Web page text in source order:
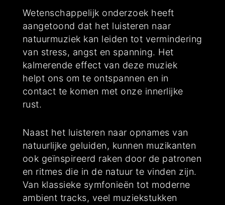
Wetenschappelijk onderzoek heeft
aangetoond dat het luisteren naar
natuurmuziek kan leiden tot vermindering
van stress, angst en spanning. Het
kalmerende effect van deze muziek
helpt ons om te ontspannen en in
contact te komen met onze innerlijke
rust.
Naast het luisteren naar opnames van
natuurlijke geluiden, kunnen muzikanten
ook geïnspireerd raken door de patronen
en ritmes die in de natuur te vinden zijn.
Van klassieke symfonieën tot moderne
ambient tracks, veel muziekstukken